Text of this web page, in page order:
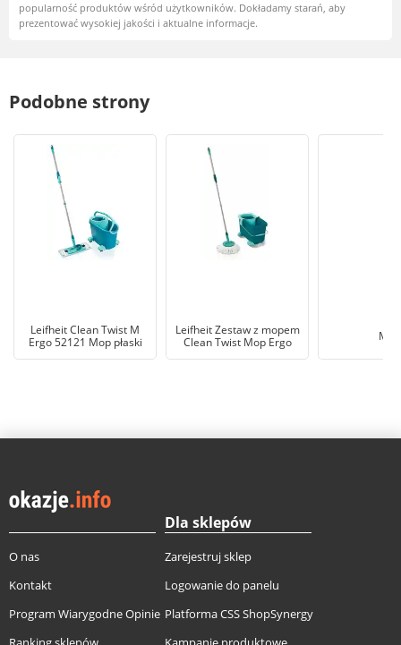
popularność produktów wśród użytkowników. Dokładamy starań, aby
prezentować wysokiej jakości i aktualne informacje.
Podobne strony
Leifheit Clean Twist M
Ergo 52121 Mop płaski
Leifheit Zestaw z mopem
Clean Twist Mop Ergo
Mop
O nas
Kontakt
Program Wiarygodne Opinie
Dla sklepów
Zarejestruj sklep
Logowanie do panelu
Platforma CSS ShopSynergy